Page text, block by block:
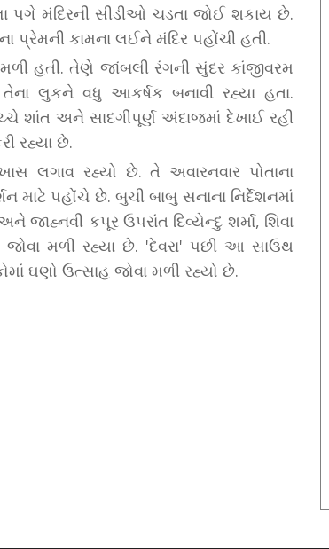
પગે મંદિરની સીડીઓ ચડતા જોઈ શકાય છે.
પ્રેમની કામના લઈને મંદિર પહોંચી હતી.
મળી હતી. તેણે જાંબલી રંગની સુંદર કાંજીવરમ
લુકને વધુ આકર્ષક બનાવી રહ્યા હતા.
શાંત અને સાદગીપૂર્ણ અંદાજમાં દેખાઈ રહી
રહ્યા છે.
લગાવ રહ્યો છે. તે અવારનવાર પોતાના
માટે પહોંચે છે. બુચી બાબુ સનાના નિર્દેશનમાં
જાહ્નવી કપૂર ઉપરાંત દિવ્યેન્દુ શર્મા, શિવા
મળી રહ્યા છે. 'દેવરા' પછી આ સાઉથ
ઘણો ઉત્સાહ જોવા મળી રહ્યો છે.